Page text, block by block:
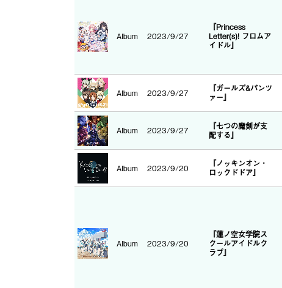
Album 2023/9/27
『Princess
Letter(s)! フロムア
イドル』
Album 2023/9/27
『ガールズ&パンツ
ァー』
Album 2023/9/27
『七つの魔剣が支
配する』
Album 2023/9/20
『ノッキンオン・
ロックドドア』
Album 2023/9/20
『蓮ノ空女学院ス
クールアイドルク
ラブ』